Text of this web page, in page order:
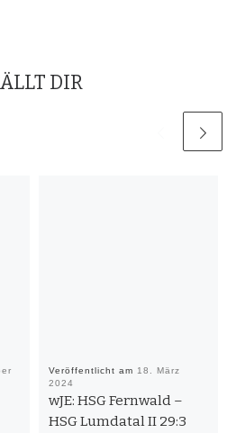
DIR
Veröffentlicht am 18. März
2024
wJE: HSG Fernwald –
HSG Lumdatal II 29:3